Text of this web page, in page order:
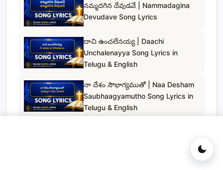
నమ్మదగిన దేవుడవే | Nammadagina
Devudave Song Lyrics
దాచి ఉంచలేనయ్య | Daachi
Unchalenayya Song Lyrics in
Telugu & English
నా దేశం సౌభాగ్యముతో | Naa Desham
Saubhaagyamutho Song Lyrics in
Telugu & English